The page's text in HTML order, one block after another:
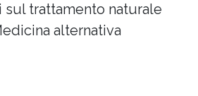
trattamento naturale
alternativa